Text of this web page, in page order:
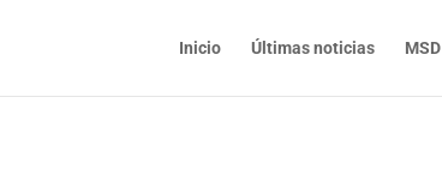
Inicio Últimas noticias MSD